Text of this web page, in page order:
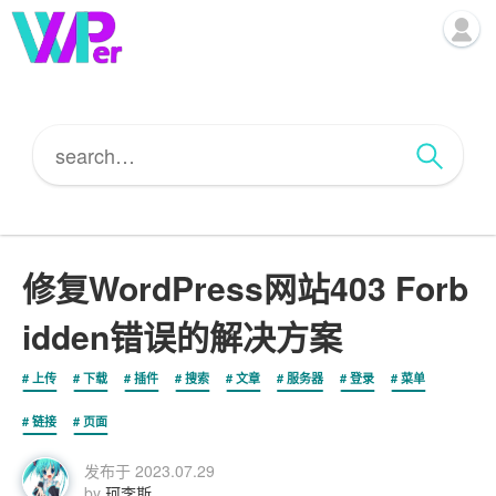
修复WordPress网站403 Forb
idden错误的解决方案
上传 下载 插件 搜索 文章 服务器 登录 菜单
链接 页面
发布于 2023.07.29